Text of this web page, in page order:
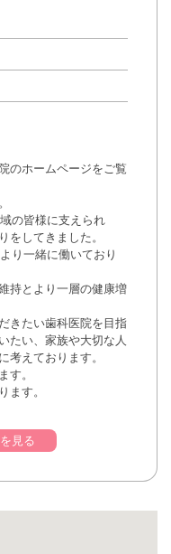
のホームページをご覧
の皆様に支えられ
をしてきました。
り一緒に働いており
持とより一層の健康増
きたい歯科医院を目指
たい、家族や大切な人
考えております。
す。
ます。
見る